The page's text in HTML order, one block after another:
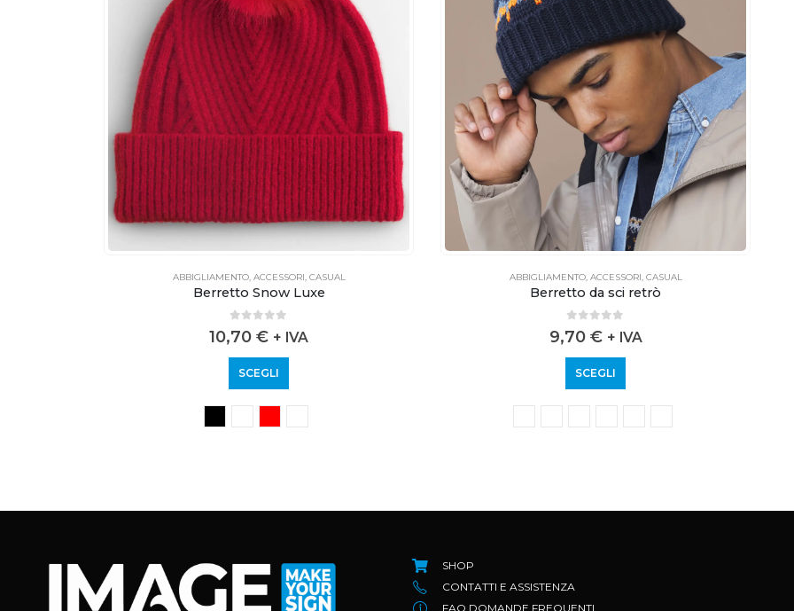
ABBIGLIAMENTO, ACCESSORI, CASUAL
Berretto Snow Luxe
10,70 € + IVA
SCEGLI
ABBIGLIAMENTO, ACCESSORI, CASUAL
Berretto da sci retrò
9,70 € + IVA
SCEGLI
SHOP
CONTATTI E ASSISTENZA
FAQ DOMANDE FREQUENTI